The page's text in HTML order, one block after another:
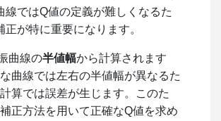
線ではQ値の定義が難しくなるた
正が特に重要になります。
曲線の半値幅から計算されます
曲線では左右の半値幅が異なるた
算では誤差が生じます。このた
正方法を用いて正確なQ値を求め